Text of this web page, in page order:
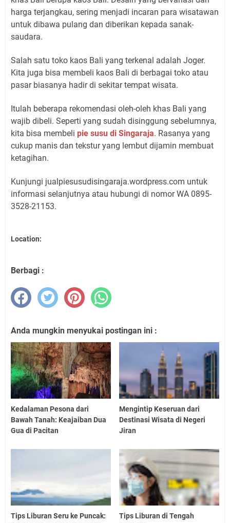
harga terjangkau, sering menjadi incaran para wisatawan
untuk dibawa pulang dan diberikan kepada sanak-
saudara.
Salah satu toko kaos Bali yang terkenal adalah Joger.
Kita juga bisa membeli kaos Bali di berbagai toko atau
pasar biasanya hadir di sekitar tempat wisata.
Itulah beberapa rekomendasi oleh-oleh khas Bali yang
wajib dibeli. Seperti yang sudah disinggung sebelumnya,
kita bisa membeli pie susu di Singaraja. Rasanya yang
cukup manis dan tekstur yang lembut dijamin membuat
ketagihan.
Kunjungi jualpiesusudisingaraja.wordpress.com untuk
informasi selanjutnya atau hubungi di nomor WA 0895-
3528-21153.
Location:
Berbagi :
Anda mungkin menyukai postingan ini :
Kedalaman Pesona dari
Bawah Tanah: Keajaiban Dua
Gua di Pacitan
Mengintip Keseruan dari
Destinasi Wisata di Negeri
Jiran
Tips Liburan Seru ke Puncak:
Tips Liburan di Tengah